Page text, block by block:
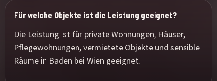
Für welche Objekte ist die Leistung geeignet?
Die Leistung ist für private Wohnungen, Häuser,
Pflegewohnungen, vermietete Objekte und sensible
Räume in Baden bei Wien geeignet.